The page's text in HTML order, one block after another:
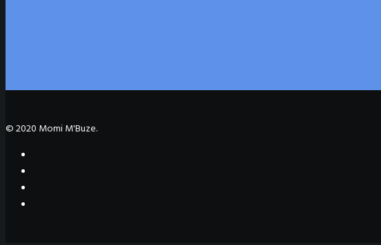
© 2020 Momi M'Buze.